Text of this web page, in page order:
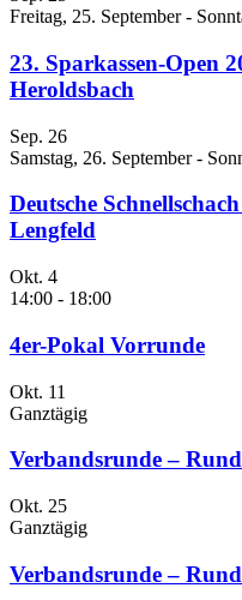
Freitag, 25. September-
23. Sparkassen-Open
Heroldsbach
Sep. 26
Samstag, 26. September-
Deutsche
Lengfeld
Okt. 4
14:00 - 18:00
4er-Pokal Vorrunde
Okt. 11
Ganztägig
Verbandsrunde –
Okt. 25
Ganztägig
Verbandsrunde –